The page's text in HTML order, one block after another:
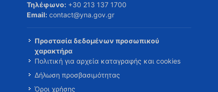
Τηλέφωνο: +30 213 137 1700
Email: contact@yna.gov.gr
Προστασία δεδομένων προσωπικού
χαρακτήρα
Πολιτική για αρχεία καταγραφής και cookies
Δήλωση προσβασιμότητας
Όροι χρήσης